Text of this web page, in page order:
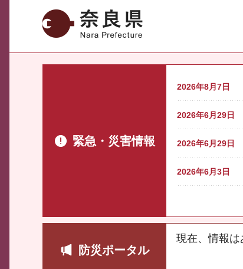
奈良県
緊急・災害情報
2026年8月7日
2026年6月29日
2026年6月29日
2026年6月3日
防災ポータル
現在、情報は